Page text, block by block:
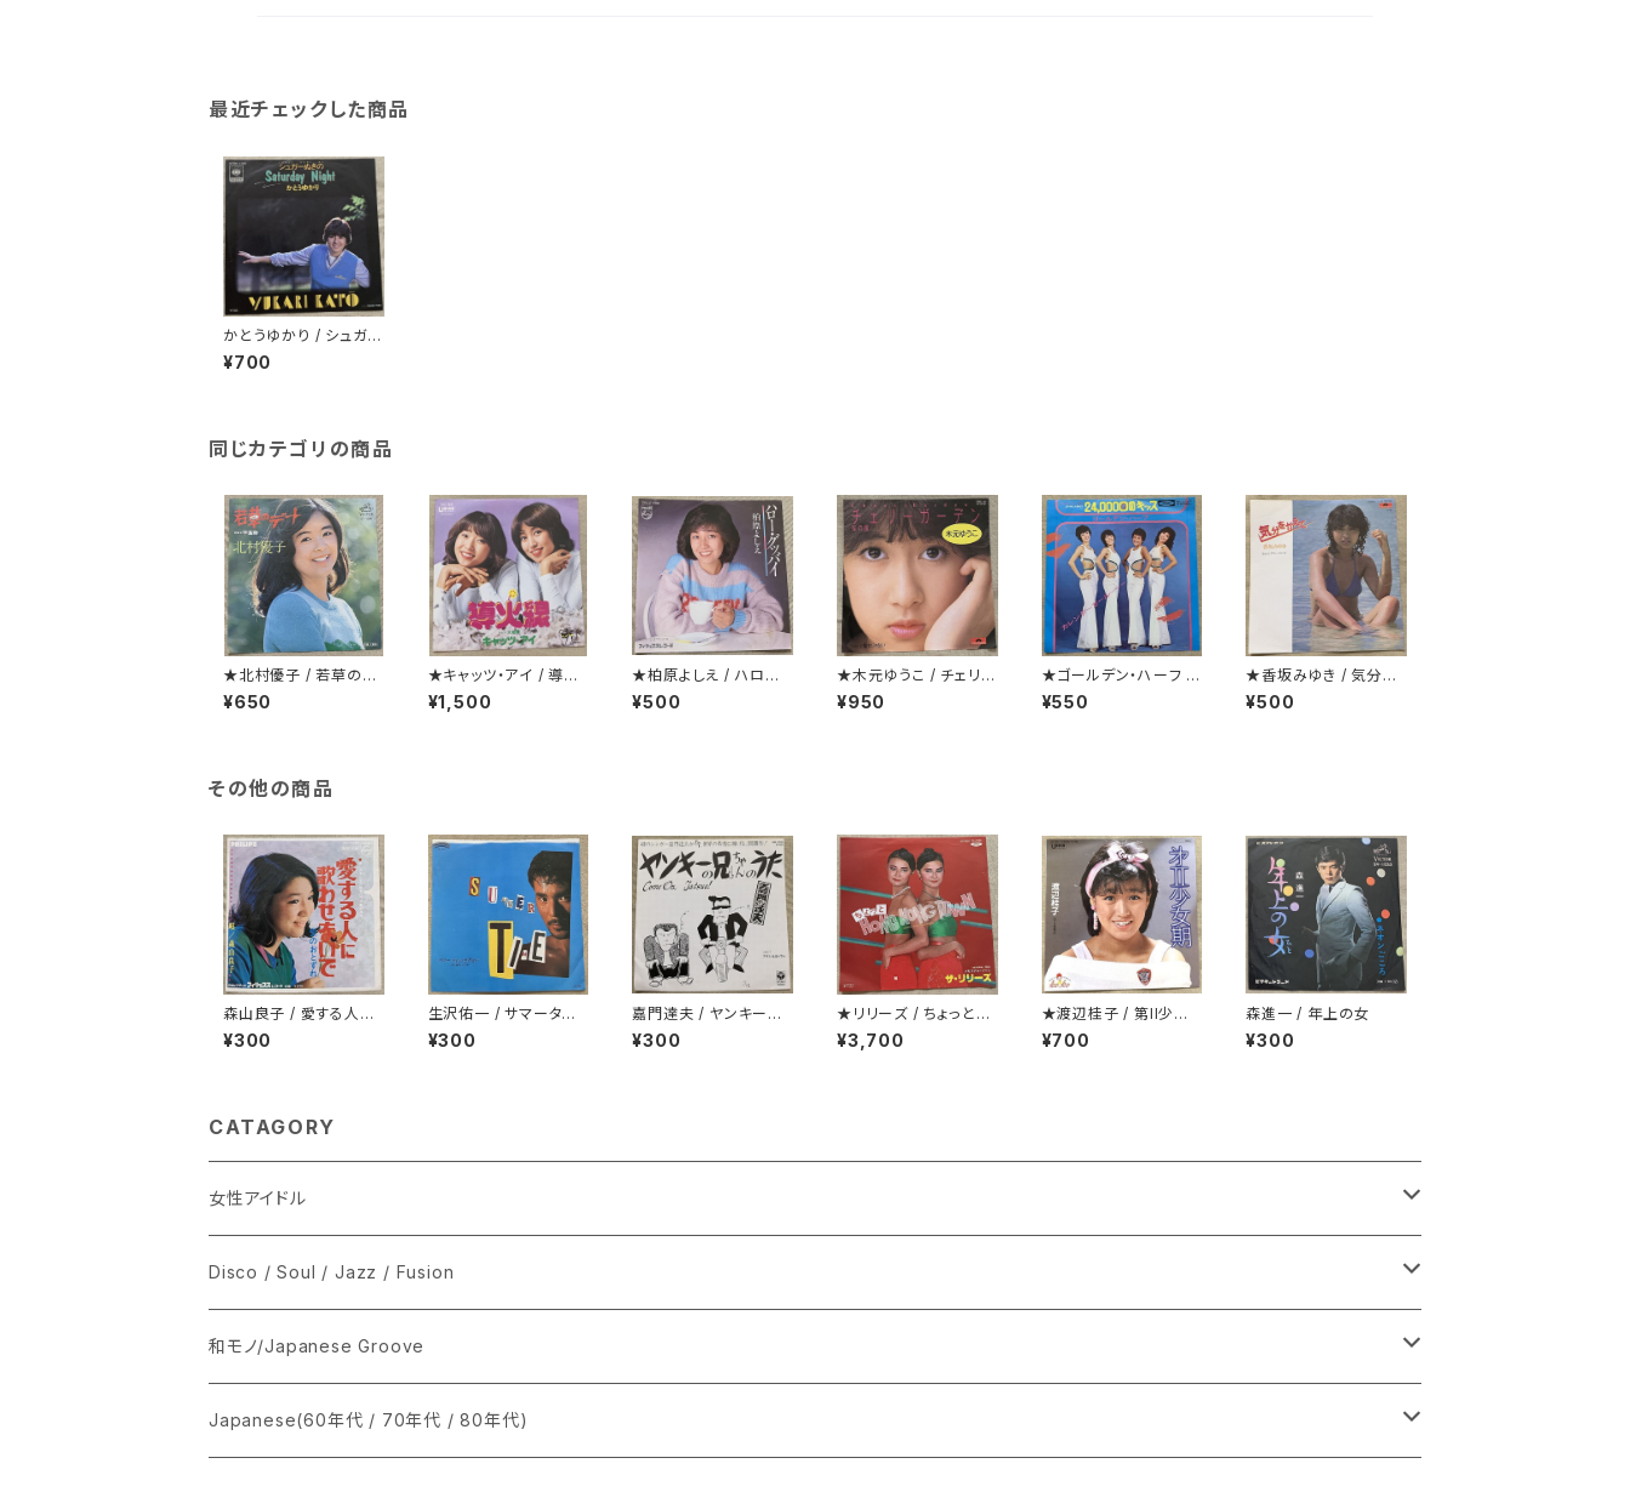
最近チェックした商品
かとうゆかり / シュガー
ぬきのSaturday Nigh
t
¥700
同じカテゴリの商品
★北村優子 / 若草のデ
ート
¥650
★キャッツ・アイ / 導火
線
¥1,500
★柏原よしえ / ハロー・
グッバイ
¥500
★木元ゆうこ / チェリー
ガーデン(桜の園)
¥950
★ゴールデン・ハーフ /
24,000回のキッス(24
Milabaci)
¥550
★香坂みゆき / 気分を
変えて
¥500
その他の商品
森山良子 / 愛する人に
歌わせないで
¥300
生沢佑一 / サマータイ
ム プロモ
¥300
嘉門達夫 / ヤンキーの
兄ちゃんのうた
¥300
★リリーズ / ちょっとH
ONG KONG TOWN
¥3,700
★渡辺桂子 / 第II少女
期
¥700
森進一 / 年上の女
¥300
CATAGORY
女性アイドル
シングル盤
あ行
か行
LP
CD
Disco / Soul / Jazz / Fusion
シングル盤
A
12インチ・シングル
和モノ/Japanese Groove
シングル盤
Japanese(60年代 / 70年代 / 80年代)